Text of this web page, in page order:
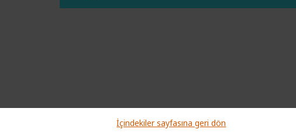
İçindekiler sayfasına geri dön